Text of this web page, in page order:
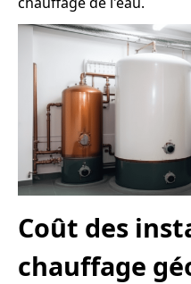
Coût des
chauffage